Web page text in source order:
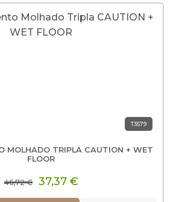
T3579
MOLHADO TRIPLA CAUTION + WET
FLOOR
46,72 € 37,37 €